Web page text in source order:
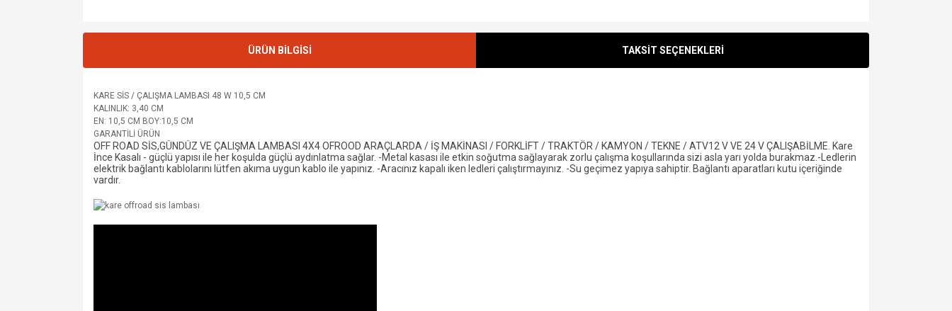
ÜRÜN BİLGİSİ TAKSİT SEÇENEKLERİ
KARE SİS / ÇALIŞMA LAMBASI 48 W 10,5 CM
KALINLIK: 3,40 CM
EN: 10,5 CM BOY:10,5 CM
GARANTİLİ ÜRÜN
OFF ROAD SİS,GÜNDÜZ VE ÇALIŞMA LAMBASI 4X4 OFROOD ARAÇLARDA / İŞ MAKİNASI / FORKLİFT / TRAKTÖR / KAMYON / TEKNE / ATV12 V VE 24 V ÇALIŞABİLME. Kare
İnce Kasalı - güçlü yapısı ile her koşulda güçlü aydınlatma sağlar. -Metal kasası ile etkin soğutma sağlayarak zorlu çalışma koşullarında sizi asla yarı yolda burakmaz.-Ledlerin
elektrik bağlantı kablolarını lütfen akıma uygun kablo ile yapınız. -Aracınız kapalı iken ledleri çalıştırmayınız. -Su geçimez yapıya sahiptir. Bağlantı aparatları kutu içeriğinde
vardır.